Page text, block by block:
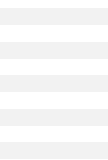
produtos abrasivos que